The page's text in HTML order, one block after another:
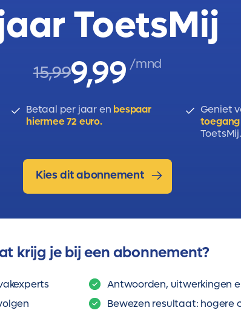
ToetsMij
15,999,99 /mnd
Betaal per jaar en bespaar
hiermee 72 euro.
Geniet
ToetsMij.
Kies dit abonnement
krijg je bij een abonnement?
Antwoorden, uitwerkingen
Bewezen resultaat: hogere